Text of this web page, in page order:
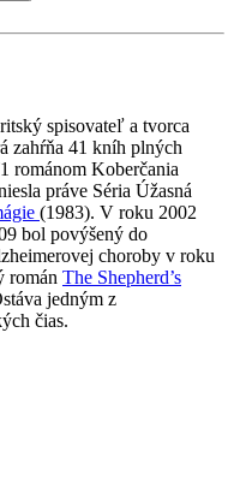
spisovateľ a tvorca
zahŕňa 41 kníh plných
románom Koberčania
práve Séria Úžasná
(1983). V roku 2002
bol povýšený do
choroby v roku
román The Shepherd’s
jedným z
čias.